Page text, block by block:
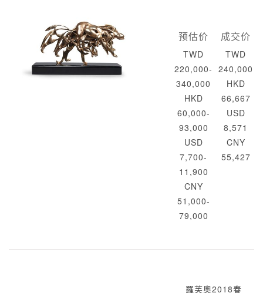
预估价
TWD
220,000-
340,000
HKD
60,000-
93,000
USD
7,700-
11,900
CNY
51,000-
79,000
成交价
TWD
240,000
HKD
66,667
USD
8,571
CNY
55,427
羅芙奧2018春